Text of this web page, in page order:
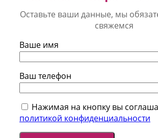
Оставьте ваши данные, мы
свяжемся
Ваше имя
Ваш телефон
Нажимая на кнопку вы
политикой конфиденциальности